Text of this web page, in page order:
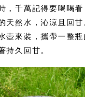
，千萬記得要喝喝
天然水，沁涼且回
壺來裝，攜帶一整瓶
持久回甘。